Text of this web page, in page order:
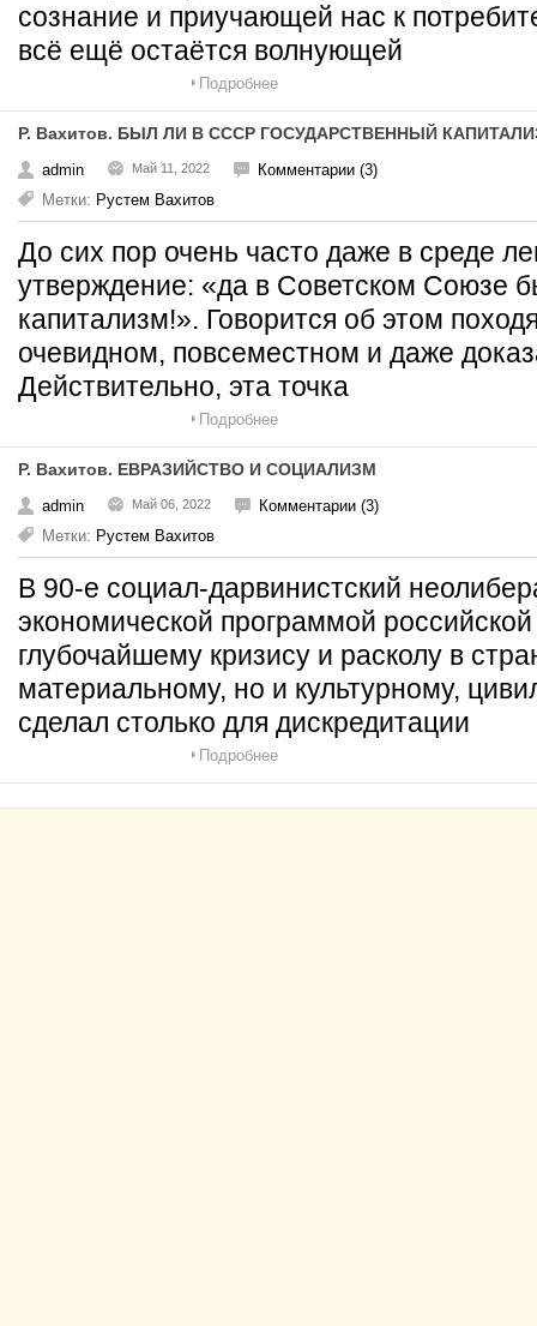
сознание и приучающей нас к
всё ещё остаётся волнующей
Подробнее
Р. Вахитов. БЫЛ ЛИ В СССР ГОСУДАРСТВЕННЫЙ
admin Май 11, 2022
Комментарии (3)
Метки: Рустем Вахитов
До сих пор очень часто даже в среде
утверждение: «да в Советском Союзе
капитализм!». Говорится об этом
очевидном, повсеместном и даже
Действительно, эта точка
Подробнее
Р. Вахитов. ЕВРАЗИЙСТВО И СОЦИАЛИЗМ
admin Май 06, 2022
Комментарии (3)
Метки: Рустем Вахитов
В 90-е социал-дарвинистский
экономической программой
глубочайшему кризису и расколу в
материальному, но и культурному,
сделал столько для дискредитации
Подробнее